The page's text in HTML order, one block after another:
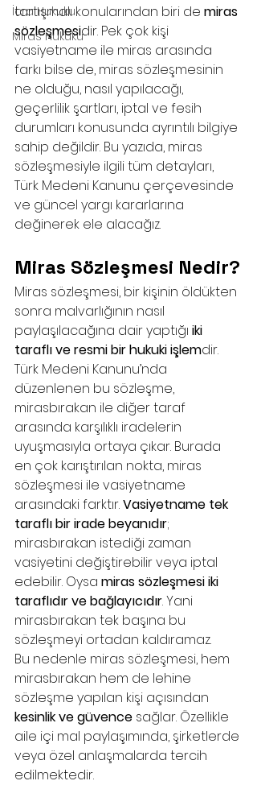
İcra Hukuku
Miras Hukuku
tartışmalı konularından biri de miras
sözleşmesidir. Pek çok kişi
vasiyetname ile miras arasında
farkı bilse de, miras sözleşmesinin
ne olduğu, nasıl yapılacağı,
geçerlilik şartları, iptal ve fesih
durumları konusunda ayrıntılı bilgiye
sahip değildir. Bu yazıda, miras
sözleşmesiyle ilgili tüm detayları,
Türk Medeni Kanunu çerçevesinde
ve güncel yargı kararlarına
değinerek ele alacağız.
Miras Sözleşmesi Nedir?
Miras sözleşmesi, bir kişinin öldükten
sonra malvarlığının nasıl
paylaşılacağına dair yaptığı iki
taraflı ve resmi bir hukuki işlemdir.
Türk Medeni Kanunu’nda
düzenlenen bu sözleşme,
mirasbırakan ile diğer taraf
arasında karşılıklı iradelerin
uyuşmasıyla ortaya çıkar. Burada
en çok karıştırılan nokta, miras
sözleşmesi ile vasiyetname
arasındaki farktır. Vasiyetname tek
taraflı bir irade beyanıdır;
mirasbırakan istediği zaman
vasiyetini değiştirebilir veya iptal
edebilir. Oysa miras sözleşmesi iki
taraflıdır ve bağlayıcıdır. Yani
mirasbırakan tek başına bu
sözleşmeyi ortadan kaldıramaz.
Bu nedenle miras sözleşmesi, hem
mirasbırakan hem de lehine
sözleşme yapılan kişi açısından
kesinlik ve güvence sağlar. Özellikle
aile içi mal paylaşımında, şirketlerde
veya özel anlaşmalarda tercih
edilmektedir.